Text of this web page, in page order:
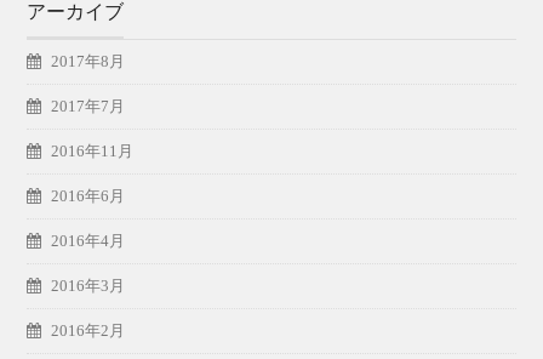
アーカイブ
2017年8月
2017年7月
2016年11月
2016年6月
2016年4月
2016年3月
2016年2月